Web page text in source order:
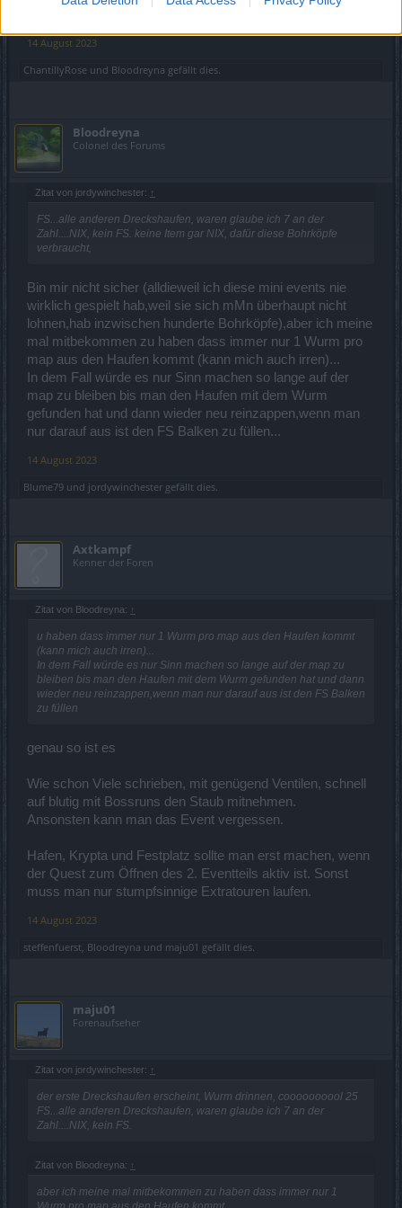
14 August 2023
ChantillyRose und Bloodreyna gefällt dies.
Bloodreyna
Colonel des Forums
Zitat von jordywinchester: ↑
FS...alle anderen Dreckshaufen, waren glaube ich 7 an der
Zahl....NIX, kein FS. keine Item gar NIX, dafür diese Bohrköpfe
verbraucht,
Bin mir nicht sicher (alldieweil ich diese mini events nie
wirklich gespielt hab,weil sie sich mMn überhaupt nicht
lohnen,hab inzwischen hunderte Bohrköpfe),aber ich meine
mal mitbekommen zu haben dass immer nur 1 Wurm pro
map aus den Haufen kommt (kann mich auch irren)...
In dem Fall würde es nur Sinn machen so lange auf der
map zu bleiben bis man den Haufen mit dem Wurm
gefunden hat und dann wieder neu reinzappen,wenn man
nur darauf aus ist den FS Balken zu füllen...
14 August 2023
Blume79 und jordywinchester gefällt dies.
Axtkampf
Kenner der Foren
Zitat von Bloodreyna: ↑
u haben dass immer nur 1 Wurm pro map aus den Haufen kommt
(kann mich auch irren)...
In dem Fall würde es nur Sinn machen so lange auf der map zu
bleiben bis man den Haufen mit dem Wurm gefunden hat und dann
wieder neu reinzappen,wenn man nur darauf aus ist den FS Balken
zu füllen
genau so ist es
Wie schon Viele schrieben, mit genügend Ventilen, schnell
auf blutig mit Bossruns den Staub mitnehmen.
Ansonsten kann man das Event vergessen.
Hafen, Krypta und Festplatz sollte man erst machen, wenn
der Quest zum Öffnen des 2. Eventteils aktiv ist. Sonst
muss man nur stumpfsinnige Extratouren laufen.
14 August 2023
steffenfuerst Bloodreyna und maju01 gefällt dies.
maju01
Forenaufseher
Zitat von jordywinchester: ↑
der erste Dreckshaufen erscheint, Wurm drinnen, coooooooool 25
FS...alle anderen Dreckshaufen, waren glaube ich 7 an der
Zahl....NIX, kein FS.
Zitat von Bloodreyna: ↑
aber ich meine mal mitbekommen zu haben dass immer nur 1